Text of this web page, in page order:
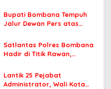
Tiga Kabupaten Unggulan
Bupati Bombana Tempuh
Jalur Dewan Pers atas
Korupsi Jembatan Cirauci II
Satlantas Polres Bombana
Hadir di Titik Rawan,
Sekolah dengan Aman
Lantik 25 Pejabat
Administrator, Wali Kota